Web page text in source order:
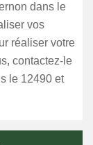
dans le
vos
réaliser votre
contactez-le
le 12490 et